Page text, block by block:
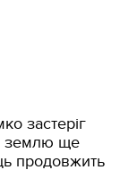
застеріг
землю ще
продовжить